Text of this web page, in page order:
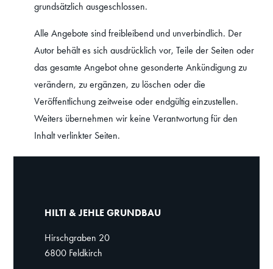
grundsätzlich ausgeschlossen.
Alle Angebote sind freibleibend und unverbindlich. Der
Autor behält es sich ausdrücklich vor, Teile der Seiten oder
das gesamte Angebot ohne gesonderte Ankündigung zu
verändern, zu ergänzen, zu löschen oder die
Veröffentlichung zeitweise oder endgültig einzustellen.
Weiters übernehmen wir keine Verantwortung für den
Inhalt verlinkter Seiten.
HILTI & JEHLE GRUNDBAU
Hirschgraben 20
6800 Feldkirch